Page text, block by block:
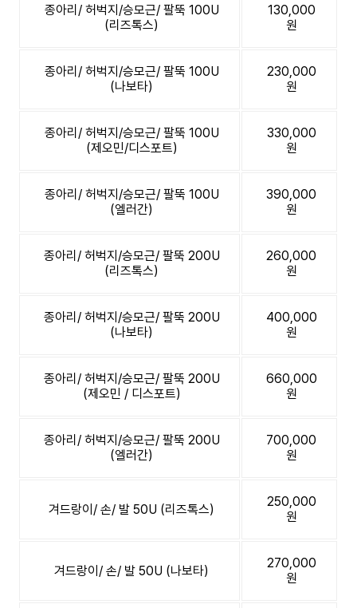
종아리/ 허벅지/승모근/ 팔뚝 100U
(리즈톡스)
130,000
원
종아리/ 허벅지/승모근/ 팔뚝 100U
(나보타)
230,000
원
종아리/ 허벅지/승모근/ 팔뚝 100U
(제오민/디스포트)
330,000
원
종아리/ 허벅지/승모근/ 팔뚝 100U
(엘러간)
390,000
원
종아리/ 허벅지/승모근/ 팔뚝 200U
(리즈톡스)
260,000
원
종아리/ 허벅지/승모근/ 팔뚝 200U
(나보타)
400,000
원
종아리/ 허벅지/승모근/ 팔뚝 200U
(제오민 / 디스포트)
660,000
원
종아리/ 허벅지/승모근/ 팔뚝 200U
(엘러간)
700,000
원
겨드랑이/ 손/ 발 50U (리즈톡스)
250,000
원
겨드랑이/ 손/ 발 50U (나보타)
270,000
원